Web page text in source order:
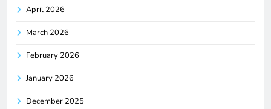
April 2026
March 2026
February 2026
January 2026
December 2025